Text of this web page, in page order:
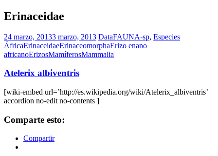
Erinaceidae
24 marzo, 20133 marzo, 2013 DataFAUNA-sp, Especies
ÁfricaErinaceidaeErinaceomorphaErizo enano
africanoErizosMamíferosMammalia
Atelerix albiventris
[wiki-embed url=’http://es.wikipedia.org/wiki/Atelerix_albiventris’
accordion no-edit no-contents ]
Comparte esto:
Compartir